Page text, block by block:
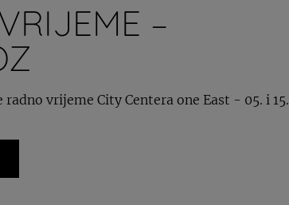
–
vrijeme City Centera one East - 05. i 15.